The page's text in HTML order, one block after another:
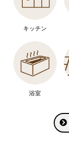
キッチン
浴室